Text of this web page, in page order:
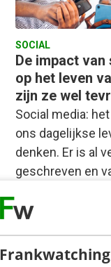
SOCIAL
De impact
op het leven
zijn ze wel
Social media:
ons dagelijkse
denken. Er is al
geschreven en
Marnienke van der
geleden